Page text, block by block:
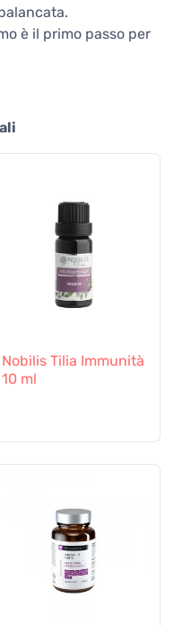
è il primo passo per
Nobilis Tilia Immunità
10 ml